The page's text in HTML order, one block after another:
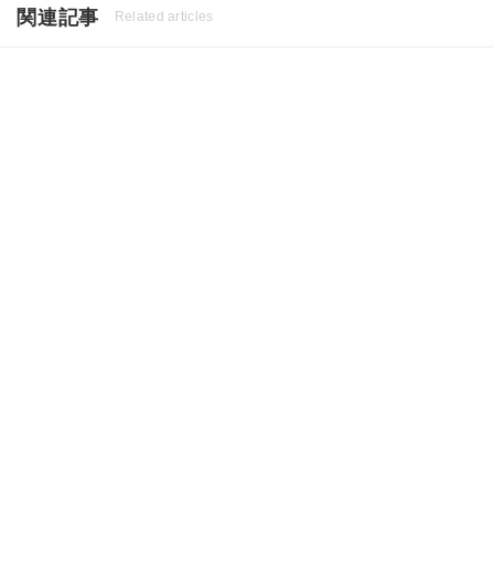
関連記事 Related articles